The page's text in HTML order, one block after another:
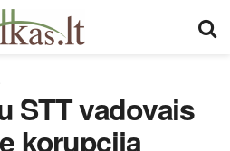
STT vadovais
korupciją